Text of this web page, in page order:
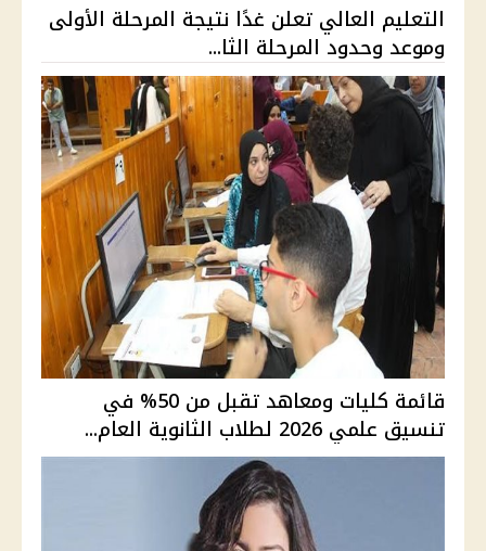
التعليم العالي تعلن غدًا نتيجة المرحلة الأولى
وموعد وحدود المرحلة الثا...
قائمة كليات ومعاهد تقبل من 50% في
تنسيق علمي 2026 لطلاب الثانوية العام...